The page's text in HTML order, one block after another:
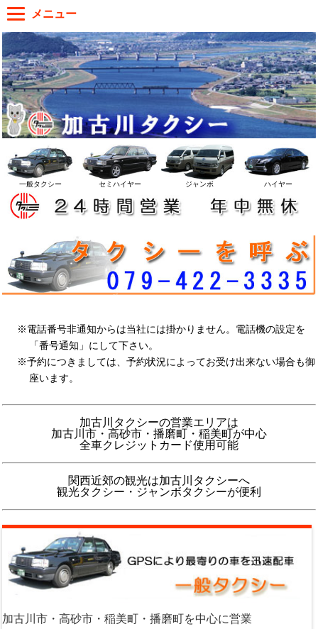
メニュー
一般タクシー セミハイヤー ジャンボ ハイヤー
電話番号非通知からは当社には掛かりません。電話機の設定を
「番号通知」にして下さい。
予約につきましては、予約状況によってお受け出来ない場合も御
座います。
加古川タクシーの営業エリアは
加古川市・高砂市・播磨町・稲美町が中心
全車クレジットカード使用可能
関西近郊の観光は加古川タクシーへ
観光タクシー・ジャンボタクシーが便利
加古川市・高砂市・稲美町・播磨町を中心に営業